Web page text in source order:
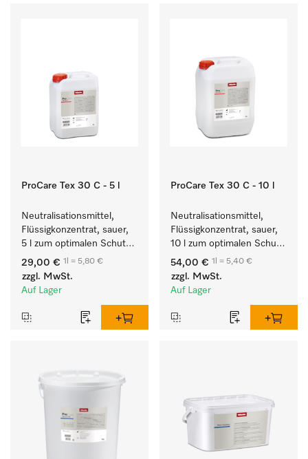
ProCare Tex 30 C - 5 l
Neutralisationsmittel,
Flüssigkonzentrat, sauer,
5 l zum optimalen Schutz
der Textilien durch
zuverlässige
Neutralisation.
29,00 € 1l = 5,80 €
zzgl. MwSt.
Auf Lager
ProCare Tex 30 C - 10 l
Neutralisationsmittel,
Flüssigkonzentrat, sauer,
10 l zum optimalen Schutz
der Textilien durch
zuverlässige
Neutralisation.
54,00 € 1l = 5,40 €
zzgl. MwSt.
Auf Lager